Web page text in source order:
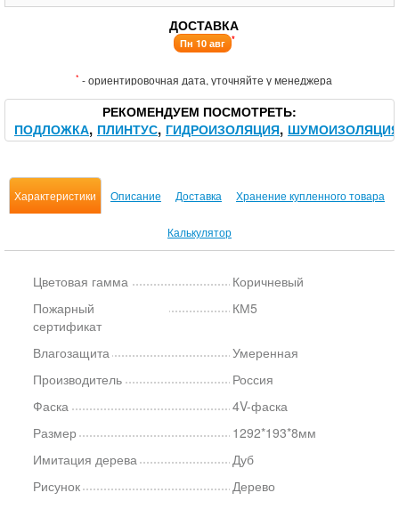
ДОСТАВКА
Пн 10 авг *
* - ориентировочная дата, уточняйте у менеджера
РЕКОМЕНДУЕМ ПОСМОТРЕТЬ
ПОДЛОЖКА ПЛИНТУС ГИДРОИЗОЛЯЦИЯ ШУМОИЗОЛЯЦИЯ
Характеристики Описание Доставка Хранение купленного товара
Калькулятор
Цветовая гамма
Коричневый
Пожарный
сертификат
КМ5
Влагозащита
Умеренная
Производитель
Россия
Фаска
4V-фаска
Размер
1292*193*8мм
Имитация дерева
Дуб
Рисунок
Дерево